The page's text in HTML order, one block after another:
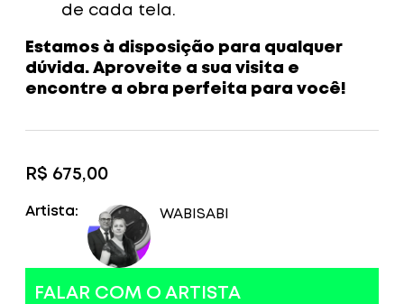
de cada tela.
Estamos à disposição para qualquer
dúvida. Aproveite a sua visita e
encontre a obra perfeita para você!
R$ 675,00
Artista: WABI SABI
FALAR COM O ARTISTA